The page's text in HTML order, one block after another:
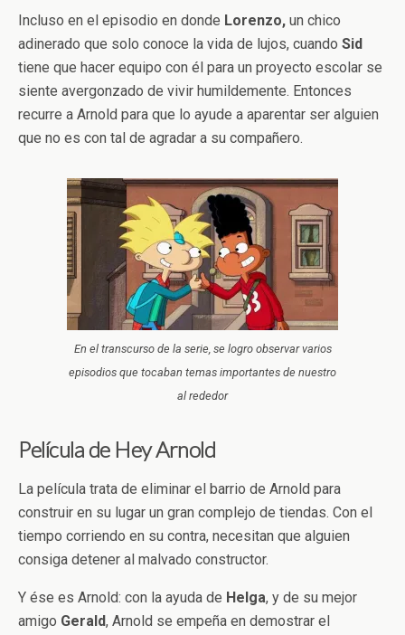
Incluso en el episodio en donde Lorenzo, un chico
adinerado que solo conoce la vida de lujos, cuando Sid
tiene que hacer equipo con él para un proyecto escolar se
siente avergonzado de vivir humildemente. Entonces
recurre a Arnold para que lo ayude a aparentar ser alguien
que no es con tal de agradar a su compañero.
En el transcurso de la serie, se logro observar varios
episodios que tocaban temas importantes de nuestro
al rededor
Película de Hey Arnold
La película trata de eliminar el barrio de Arnold para
construir en su lugar un gran complejo de tiendas. Con el
tiempo corriendo en su contra, necesitan que alguien
consiga detener al malvado constructor.
Y ése es Arnold: con la ayuda de Helga, y de su mejor
amigo Gerald, Arnold se empeña en demostrar el